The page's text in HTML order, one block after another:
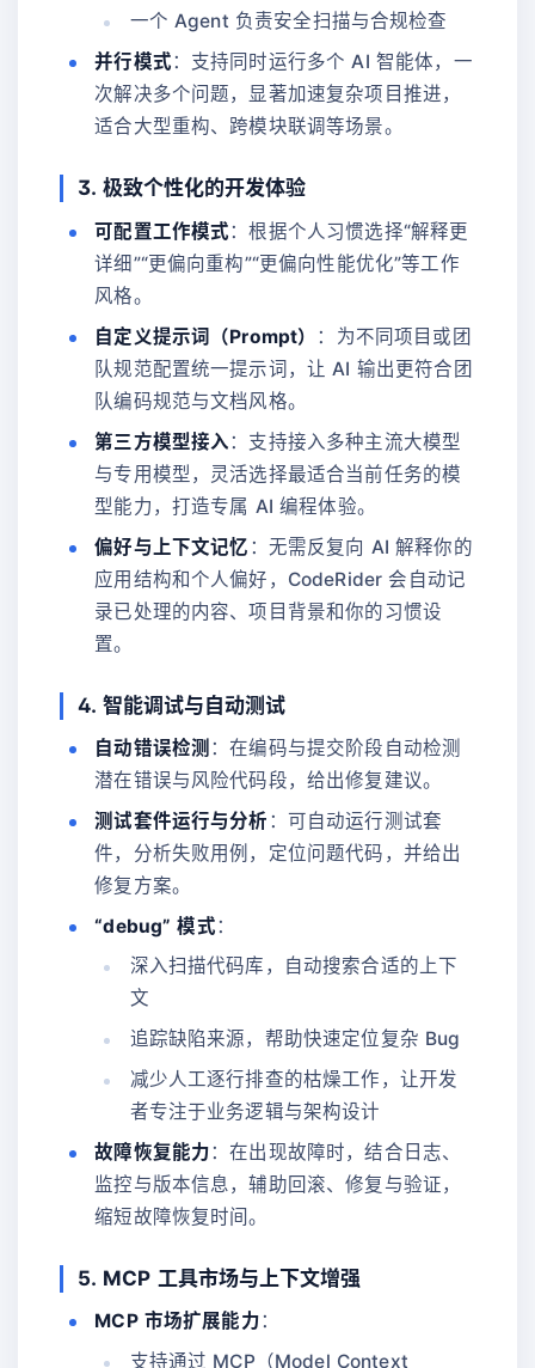
一个 Agent 负责安全扫描与合规检查
并行模式：支持同时运行多个 AI 智能体，一
次解决多个问题，显著加速复杂项目推进，
适合大型重构、跨模块联调等场景。
3. 极致个性化的开发体验
可配置工作模式：根据个人习惯选择“解释更
详细”“更偏向重构”“更偏向性能优化”等工作
风格。
自定义提示词（Prompt） ：为不同项目或团
队规范配置统一提示词，让 AI 输出更符合团
队编码规范与文档风格。
第三方模型接入：支持接入多种主流大模型
与专用模型，灵活选择最适合当前任务的模
型能力，打造专属 AI 编程体验。
偏好与上下文记忆 ：无需反复向 AI 解释你的
应用结构和个人偏好，CodeRider 会自动记
录已处理的内容、项目背景和你的习惯设
置。
4. 智能调试与自动测试
自动错误检测 ：在编码与提交阶段自动检测
潜在错误与风险代码段，给出修复建议。
测试套件运行与分析 ：可自动运行测试套
件，分析失败用例，定位问题代码，并给出
修复方案。
“debug” 模式：
深入扫描代码库，自动搜索合适的上下
文
追踪缺陷来源，帮助快速定位复杂 Bug
减少人工逐行排查的枯燥工作，让开发
者专注于业务逻辑与架构设计
故障恢复能力：在出现故障时，结合日志、
监控与版本信息，辅助回滚、修复与验证，
缩短故障恢复时间。
5. MCP 工具市场与上下文增强
MCP 市场扩展能力：
支持通过 MCP（Model Context